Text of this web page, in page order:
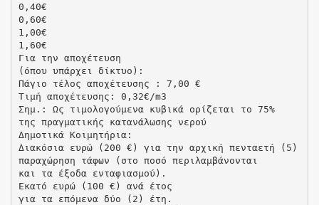
0,40€
0,60€
1,00€
1,60€
Για την αποχέτευση
(όπου υπάρχει δίκτυο):
Πάγιο τέλος αποχέτευσης : 7,00 €
Τιµή αποχέτευσης: 0,32€/m3
Σηµ.: Ως τιµολογούµενα κυβικά ορίζεται το 75%
της πραγµατικής κατανάλωσης νερού
Δημοτικά Κοιμητήρια:
Διακόσια ευρώ (200 €) για την αρχική πενταετή (5)
παραχώρηση τάφων (στο ποσό περιλαμβάνονται
και τα έξοδα ενταφιασμού).
Εκατό ευρώ (100 €) ανά έτος
για τα επόμενα δύο (2) έτη.